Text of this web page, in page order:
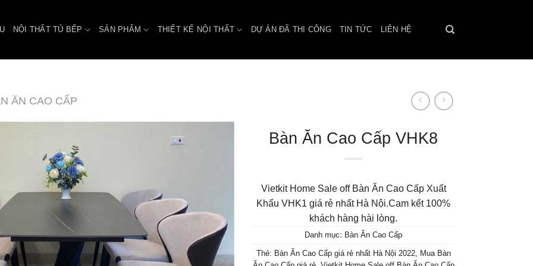
NỘI THẤT TỦ BẾP SẢN PHẨM THIẾT KẾ NỘI THẤT DỰ ÁN ĐÃ THI CÔNG TIN TỨC LIÊN HỆ
ĂN CAO CẤP
Bàn Ăn Cao Cấp VHK8
Vietkit Home Sale off Bàn Ăn Cao Cấp Xuất
Khẩu VHK1 giá rẻ nhất Hà Nội.Cam kết 100%
khách hàng hài lòng.
Danh mục: Bàn Ăn Cao Cấp
Thẻ: Bàn Ăn Cao Cấp giá rẻ nhất Hà Nội 2022, Mua Bàn